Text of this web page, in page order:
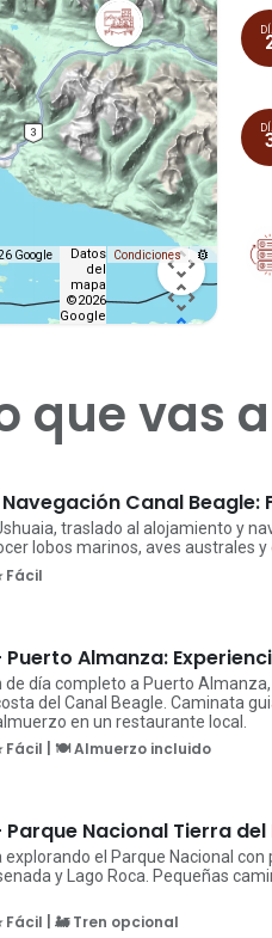
Google
Datos
del
mapa
©2026
Google
Condiciones
que vas
Canal Beagle:
traslado al alojamiento y
lobos marinos, aves australes y
Fácil
Puerto Almanza:
de día completo a Puerto
del Canal Beagle. Caminata
en un restaurante local.
Fácil | 🍽️ Almuerzo incluido
Nacional Tierra del
explorando el Parque Nacional
y Lago Roca. Pequeñas
Fácil | 🚂 Tren opcional